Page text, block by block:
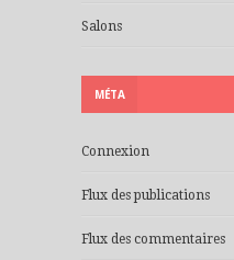
Salons
MÉTA
Connexion
Flux des publications
Flux des commentaires